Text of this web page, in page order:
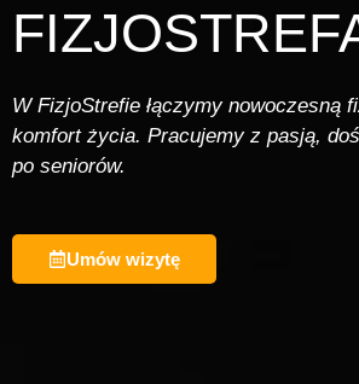
W FizjoStrefie łączymy nowoczesną
komfort życia. Pracujemy z pasją,
po seniorów.
Umów wizytę